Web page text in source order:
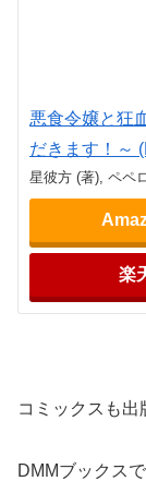
悪食令嬢と狂
だきます！～
星彼方 (著), ペペ
楽
コミックスも出
DMMブックス